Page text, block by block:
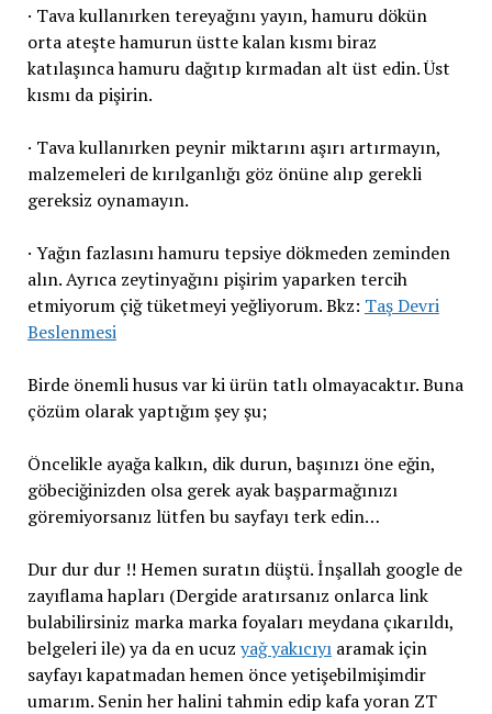
· Tava kullanırken tereyağını yayın, hamuru dökün
orta ateşte hamurun üstte kalan kısmı biraz
katılaşınca hamuru dağıtıp kırmadan alt üst edin. Üst
kısmı da pişirin.
· Tava kullanırken peynir miktarını aşırı artırmayın,
malzemeleri de kırılganlığı göz önüne alıp gerekli
gereksiz oynamayın.
· Yağın fazlasını hamuru tepsiye dökmeden zeminden
alın. Ayrıca zeytinyağını pişirim yaparken tercih
etmiyorum çiğ tüketmeyi yeğliyorum. Bkz: Taş Devri
Beslenmesi
Birde önemli husus var ki ürün tatlı olmayacaktır. Buna
çözüm olarak yaptığım şey şu;
Öncelikle ayağa kalkın, dik durun, başınızı öne eğin,
göbeciğinizden olsa gerek ayak başparmağınızı
göremiyorsanız lütfen bu sayfayı terk edin…
Dur dur dur !! Hemen suratın düştü. İnşallah google de
zayıflama hapları (Dergide aratırsanız onlarca link
bulabilirsiniz marka marka foyaları meydana çıkarıldı,
belgeleri ile) ya da en ucuz yağ yakıcıyıaramak için
sayfayı kapatmadan hemen önce yetişebilmişimdir
umarım. Senin her halini tahmin edip kafa yoran ZT